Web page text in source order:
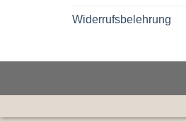
Widerrufsbelehrung